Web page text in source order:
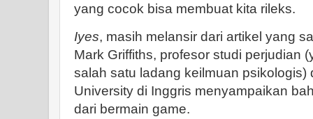
yang cocok bisa membuat kita rileks.
Iyes, masih melansir dari artikel yang
Mark Griffiths, profesor studi perjudian
salah satu ladang keilmuan psikologis)
University di Inggris menyampaikan
dari bermain game.